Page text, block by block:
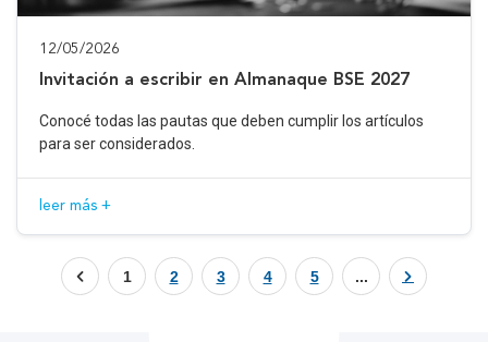
12/05/2026
Invitación a escribir en Almanaque BSE 2027
Conocé todas las pautas que deben cumplir los artículos
para ser considerados.
leer más +
1 2 3 4 5 ...